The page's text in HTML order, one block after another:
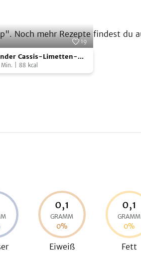
". Noch mehr Rezepte findest du
Foto:
19
Cassis-Limetten-
Min. 88kcal
0,1
GRAMM
0%
Eiweiß
0,1
GRAMM
0%
Fett